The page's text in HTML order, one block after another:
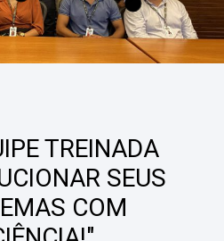
TREINADA
SEUS
COM